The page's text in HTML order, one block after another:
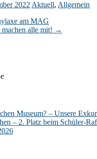
2022Aktuell, Allgemein
am MAG
alle mit! →
Museum? – Unsere
– 2. Platz beim Schüler-